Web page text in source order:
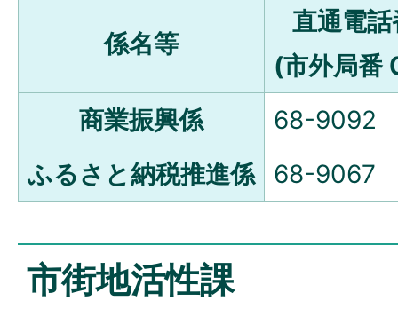
係名等
直通電
(市外局番
商業振興係
68-9092
ふるさと納税推進係
68-9067
市街地活性課